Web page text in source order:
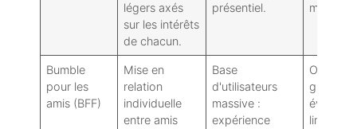
légers axés
sur les intérêts
de chacun.
présentiel.
mûrir
Bumble
pour les
amis (BFF)
Mise en
relation
individuelle
entre amis
Base
d'utilisateurs
massive :
expérience
Outils de
groupe/
limités